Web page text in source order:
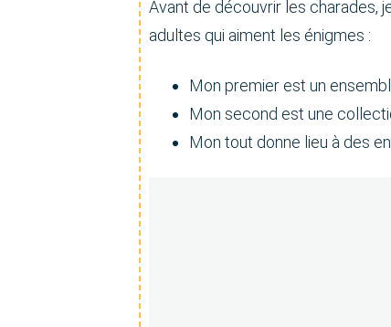
Avant de découvrir les charades,
adultes qui aiment les énigmes :
Mon premier est un
Mon second est une
Mon tout donne lieu à des